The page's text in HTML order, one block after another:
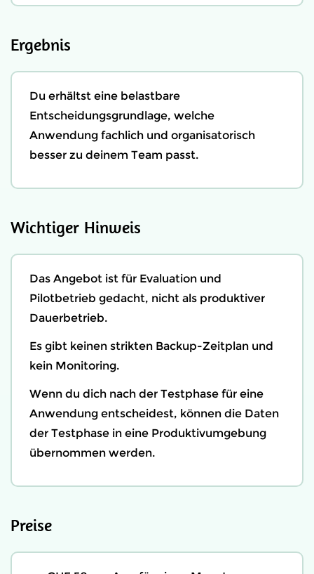
Ergebnis
Du erhältst eine belastbare
Entscheidungsgrundlage, welche
Anwendung fachlich und organisatorisch
besser zu deinem Team passt.
Wichtiger Hinweis
Das Angebot ist für Evaluation und
Pilotbetrieb gedacht, nicht als produktiver
Dauerbetrieb.
Es gibt keinen strikten Backup-Zeitplan und
kein Monitoring.
Wenn du dich nach der Testphase für eine
Anwendung entscheidest, können die Daten
der Testphase in eine Produktivumgebung
übernommen werden.
Preise